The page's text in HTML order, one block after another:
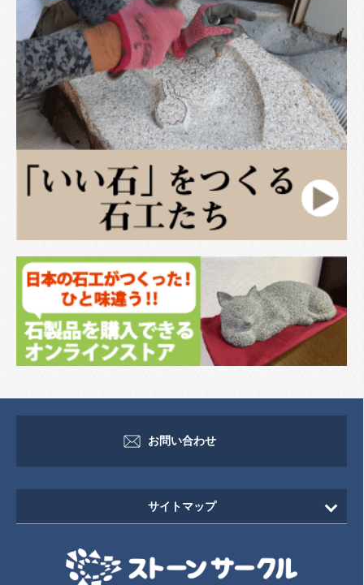
お問い合わせ
サイトマップ
HOME
新着情報